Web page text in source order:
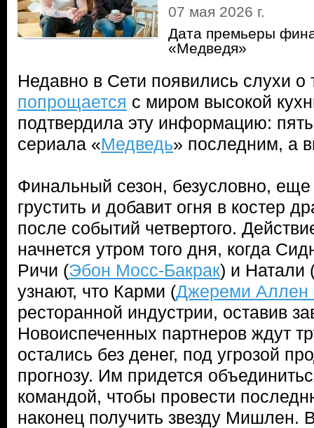
07 мая 2026 г.
Дата премьеры
«Медведя»
Недавно в Сети появились слухи о
попрощается с миром высокой
подтвердила эту информацию:
сериала «Медведь» последним, а
Финальный сезон, безусловно, еще
грустить и добавит огня в костер
после событий четвертого.
начнется утром того дня, когда
Ричи (Эбон Мосс-Бакрак) и Натали
узнают, что Карми (Джереми Аллен
ресторанной индустрии, оставив
Новоиспеченных партнеров ждут
остались без денег, под угрозой
прогнозу. Им придется
командой, чтобы провести
наконец получить звезду Мишлен.